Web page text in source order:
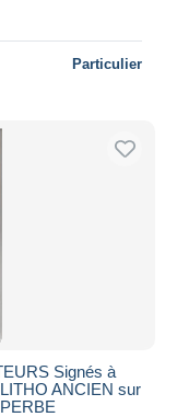
Particulier
Signés à
ANCIEN sur